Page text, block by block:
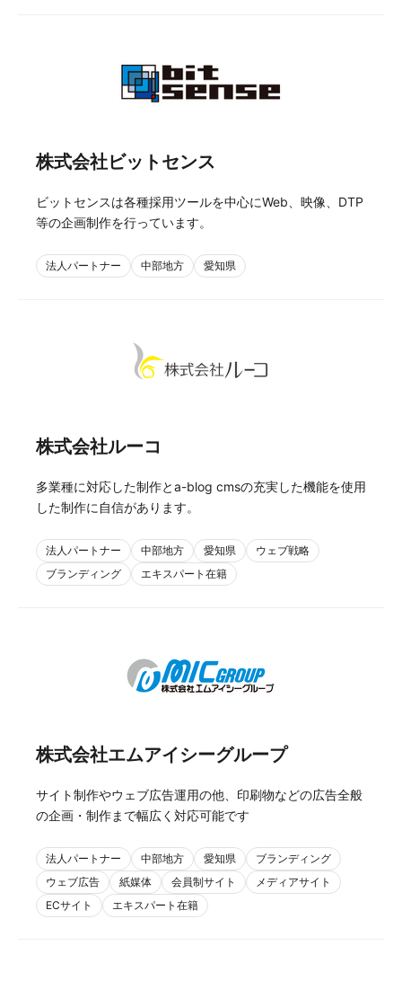
株式会社ビットセンス
ビットセンスは各種採用ツールを中心にWeb、映像、DTP
等の企画制作を行っています。
法人パートナー 中部地方 愛知県
株式会社ルーコ
多業種に対応した制作とa-blog cmsの充実した機能を使用
した制作に自信があります。
法人パートナー 中部地方 愛知県
ウェブ戦略
ブランディング
エキスパート在籍
株式会社エムアイシーグループ
サイト制作やウェブ広告運用の他、印刷物などの広告全般
の企画・制作まで幅広く対応可能です
法人パートナー 中部地方 愛知県
ブランディング
ウェブ広告
紙媒体 会員制サイト
メディアサイト
ECサイト
エキスパート在籍